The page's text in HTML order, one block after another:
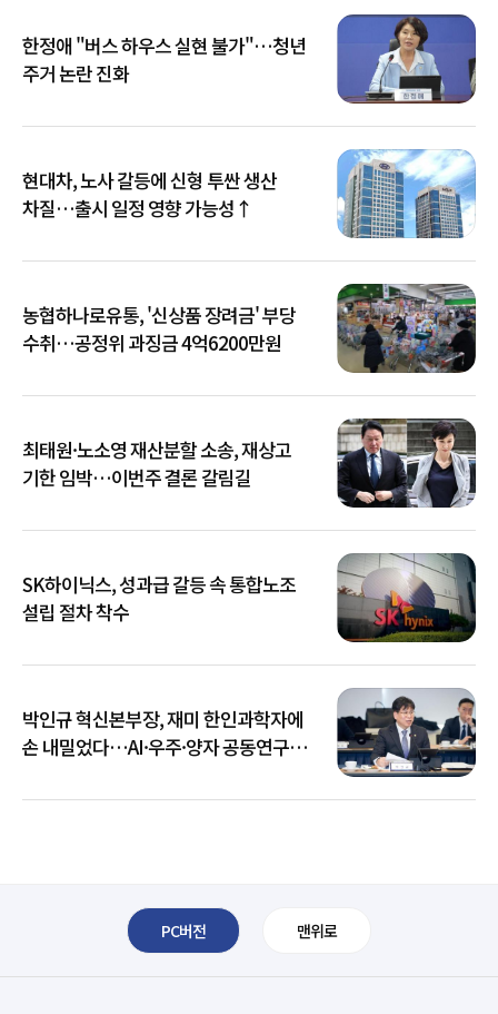
한정애 "버스 하우스 실현 불가"…청년
주거 논란 진화
현대차, 노사 갈등에 신형 투싼 생산
차질…출시 일정 영향 가능성↑
농협하나로유통, '신상품 장려금' 부당
수취…공정위 과징금 4억6200만원
최태원·노소영 재산분할 소송, 재상고
기한 임박…이번주 결론 갈림길
SK하이닉스, 성과급 갈등 속 통합노조
설립 절차 착수
박인규 혁신본부장, 재미 한인과학자에
손 내밀었다…AI·우주·양자 공동연구
PC버전 맨위로